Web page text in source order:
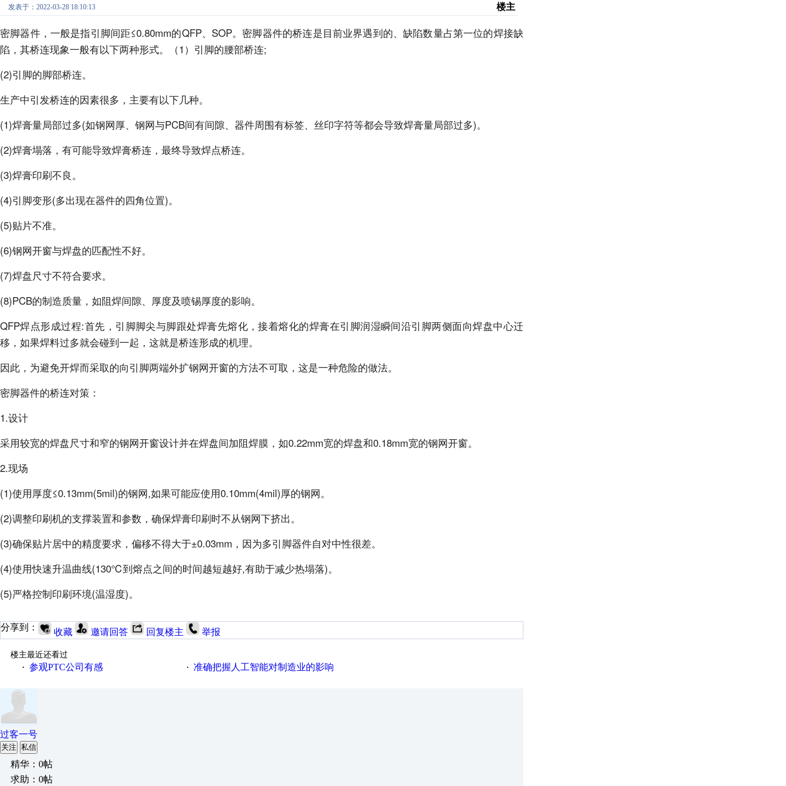
发表于：2022-03-28 18:10:13 楼主
密脚器件，一般是指引脚间距≤0.80mm的QFP、SOP。密脚器件的桥连是目前业界遇到的、缺陷数量占第一位的焊接缺
陷，其桥连现象一般有以下两种形式。（1）引脚的腰部桥连;
(2)引脚的脚部桥连。
生产中引发桥连的因素很多，主要有以下几种。
(1)焊膏量局部过多(如钢网厚、钢网与PCB间有间隙、器件周围有标签、丝印字符等都会导致焊膏量局部过多)。
(2)焊膏塌落，有可能导致焊膏桥连，最终导致焊点桥连。
(3)焊膏印刷不良。
(4)引脚变形(多出现在器件的四角位置)。
(5)贴片不准。
(6)钢网开窗与焊盘的匹配性不好。
(7)焊盘尺寸不符合要求。
(8)PCB的制造质量，如阻焊间隙、厚度及喷锡厚度的影响。
QFP焊点形成过程:首先，引脚脚尖与脚跟处焊膏先熔化，接着熔化的焊膏在引脚润湿瞬间沿引脚两侧面向焊盘中心迁
移，如果焊料过多就会碰到一起，这就是桥连形成的机理。
因此，为避免开焊而采取的向引脚两端外扩钢网开窗的方法不可取，这是一种危险的做法。
密脚器件的桥连对策：
1.设计
采用较宽的焊盘尺寸和窄的钢网开窗设计并在焊盘间加阻焊膜，如0.22mm宽的焊盘和0.18mm宽的钢网开窗。
2.现场
(1)使用厚度≤0.13mm(5mil)的钢网,如果可能应使用0.10mm(4mil)厚的钢网。
(2)调整印刷机的支撑装置和参数，确保焊膏印刷时不从钢网下挤出。
(3)确保贴片居中的精度要求，偏移不得大于±0.03mm，因为多引脚器件自对中性很差。
(4)使用快速升温曲线(130℃到熔点之间的时间越短越好,有助于减少热塌落)。
(5)严格控制印刷环境(温湿度)。
分享到： 收藏 邀请回答 回复楼主 举报
楼主最近还看过
· 参观PTC公司有感 · 准确把握人工智能对制造业的影响
过客一号
关注 私信
精华：0帖
求助：0帖